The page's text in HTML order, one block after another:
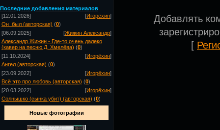
Последние добавления материалов
[12.01.2026]
[Игорёхин]
Он_был (авторская) (0)
[06.09.2025]
[Жижин Александр]
Александр Жижин - Где-то очень далеко
(кавер на песню Д. Хмелёва) (0)
[11.10.2024]
[Игорёхин]
Ангел (авторская) (0)
[23.09.2022]
[Игорёхин]
Всё это про любовь (авторская) (0)
[20.03.2022]
[Игорёхин]
Солнышко (сынка убит) (авторская) (0)
Новые фотографии
Добавлять
[